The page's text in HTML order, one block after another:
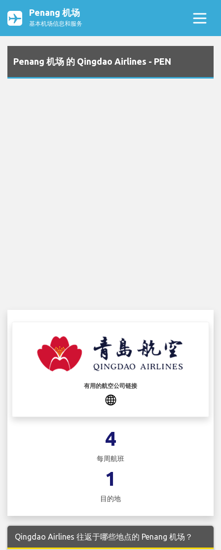
Penang 机场
基本机场信息和服务
Penang 机场 的 Qingdao Airlines - PEN
有用的航空公司链接
4
每周航班
1
目的地
Qingdao Airlines 往返于哪些地点的 Penang 机场？